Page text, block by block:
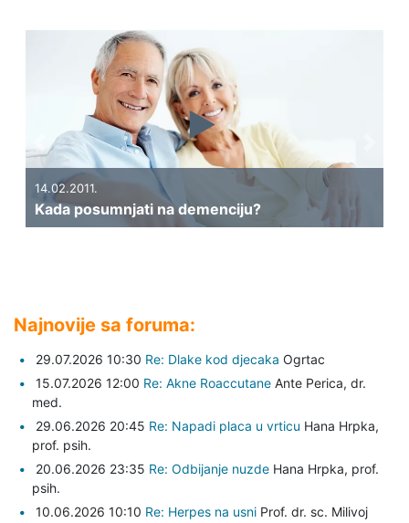
14.02.2011.
Kada posumnjati na demenciju?
Previous
Najnovije sa foruma:
29.07.2026 10:30 Re: Dlake kod djecaka Ogrtac
15.07.2026 12:00 Re: Akne Roaccutane Ante Perica, dr.
med.
29.06.2026 20:45 Re: Napadi placa u vrticu Hana Hrpka,
prof. psih.
20.06.2026 23:35 Re: Odbijanje nuzde Hana Hrpka, prof.
psih.
10.06.2026 10:10 Re: Herpes na usni Prof. dr. sc. Milivoj